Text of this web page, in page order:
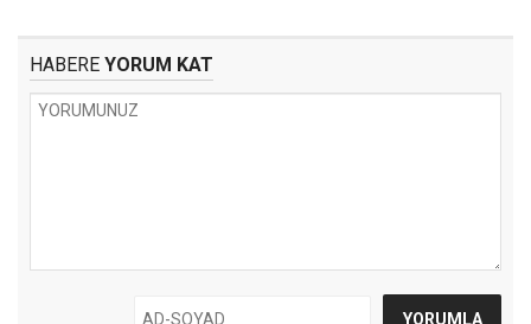
HABERE YORUM KAT